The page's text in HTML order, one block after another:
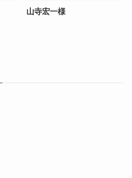
山寺宏一様